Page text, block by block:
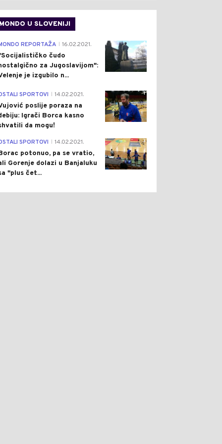
MONDO U SLOVENIJI
4
REPORTAŽA 16.02.2021.
čudo
za Jugoslavijom":
je izgubilo n...
1
SPORTOVI 14.02.2021.
poslije poraza na
Igrači Borca kasno
da mogu!
3
SPORTOVI 14.02.2021.
potonuo, pa se vratio,
Gorenje dolazi u Banjaluku
"plus čet...